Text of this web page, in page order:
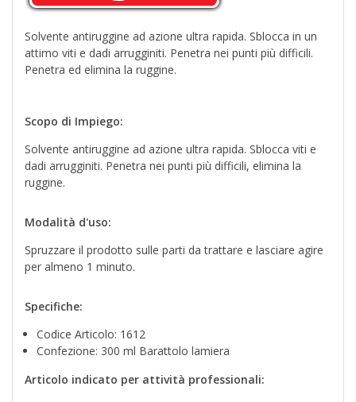
Solvente antiruggine ad azione ultra rapida. Sblocca in un
attimo viti e dadi arrugginiti. Penetra nei punti più difficili.
Penetra ed elimina la ruggine.
Scopo di Impiego:
Solvente antiruggine ad azione ultra rapida. Sblocca viti e
dadi arrugginiti. Penetra nei punti più difficili, elimina la
ruggine.
Modalità d'uso:
Spruzzare il prodotto sulle parti da trattare e lasciare agire
per almeno 1 minuto.
Specifiche:
Codice Articolo: 1612
Confezione: 300 ml Barattolo lamiera
Articolo indicato per attività professionali: